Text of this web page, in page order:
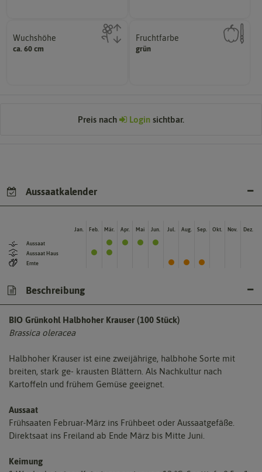
Wuchshöhe
ca. 60 cm
kann unter Idealumständen
diese Größe erreichen.
Fruchtfarbe
grün
sie nach dem Reifungsprozess
hat.
Preis nach Login sichtbar.
Aussaatkalender
Aussaat
Aussaat Haus
Ernte
Jan. Feb. Mär. Apr. Mai Jun. Jul. Aug. Sep. Okt. Nov. Dez.
Beschreibung
BIO Grünkohl Halbhoher Krauser (100 Stück)
Brassica oleracea
Halbhoher Krauser ist eine zweijährige, halbhohe Sorte mit
breiten, stark ge- krausten Blättern. Als Nachkultur nach
Kartoffeln und frühem Gemüse geeignet.
Aussaat
Frühsaaten Februar-März ins Frühbeet oder Aussaatgefäße.
Direktsaat ins Freiland ab Ende März bis Mitte Juni.
Keimung